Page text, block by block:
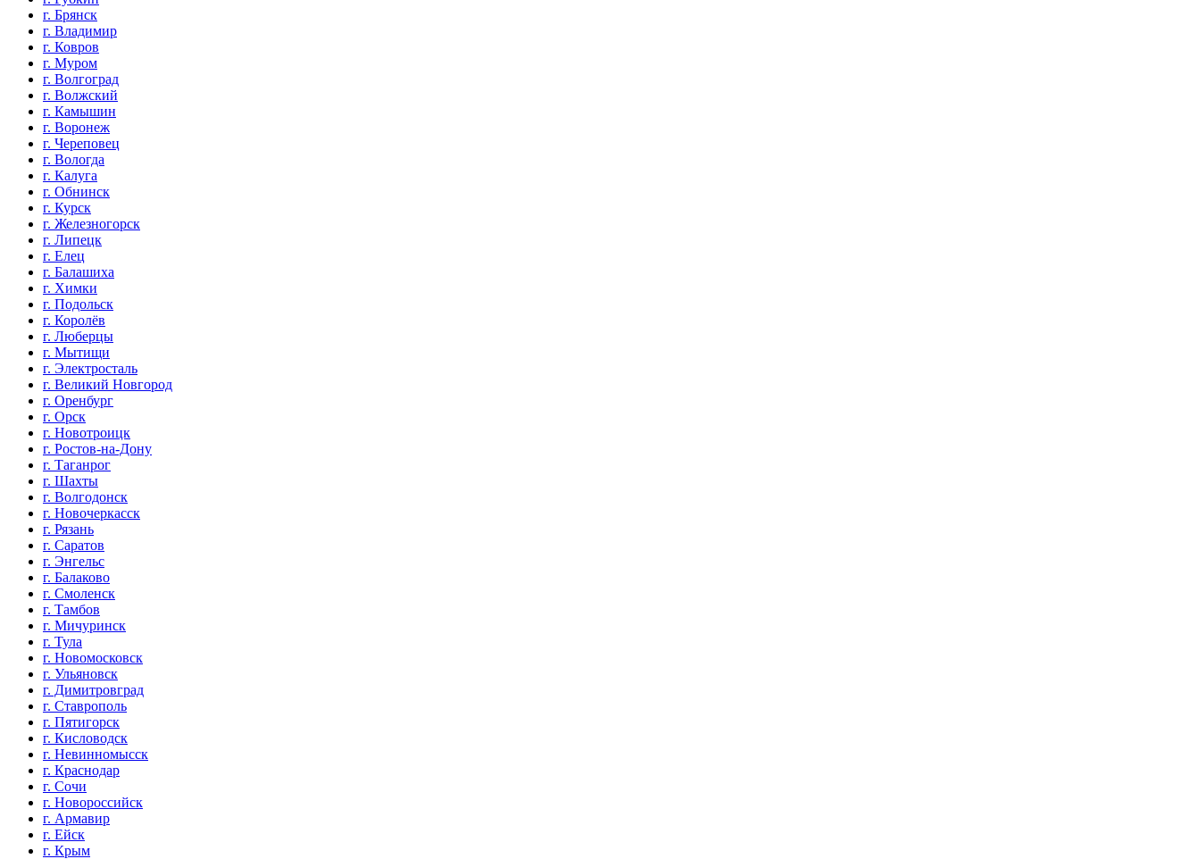
г. Брянск
г. Владимир
г. Ковров
г. Муром
г. Волгоград
г. Волжский
г. Камышин
г. Воронеж
г. Череповец
г. Вологда
г. Калуга
г. Обнинск
г. Курск
г. Железногорск
г. Липецк
г. Елец
г. Балашиха
г. Химки
г. Подольск
г. Королёв
г. Люберцы
г. Мытищи
г. Электросталь
г. Великий Новгород
г. Оренбург
г. Орск
г. Новотроицк
г. Ростов-на-Дону
г. Таганрог
г. Шахты
г. Волгодонск
г. Новочеркасск
г. Рязань
г. Саратов
г. Энгельс
г. Балаково
г. Смоленск
г. Тамбов
г. Мичуринск
г. Тула
г. Новомосковск
г. Ульяновск
г. Димитровград
г. Ставрополь
г. Пятигорск
г. Кисловодск
г. Невинномысск
г. Краснодар
г. Сочи
г. Новороссийск
г. Армавир
г. Ейск
г. Крым